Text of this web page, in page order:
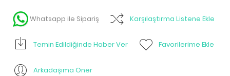
Whatsapp ile Sipariş Karşılaştırma Listene Ekle
Temin Edildiğinde Haber Ver Favorilerime Ekle
Arkadaşıma Öner